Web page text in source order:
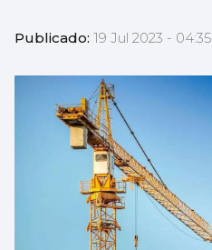
Publicado: 19 Jul 2023 - 04:35